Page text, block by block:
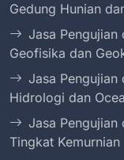
Gedung Hunian
Jasa Pengujian
Geofisika dan
Jasa Pengujian
Hidrologi dan
Jasa Pengujian
Tingkat Kemurnian